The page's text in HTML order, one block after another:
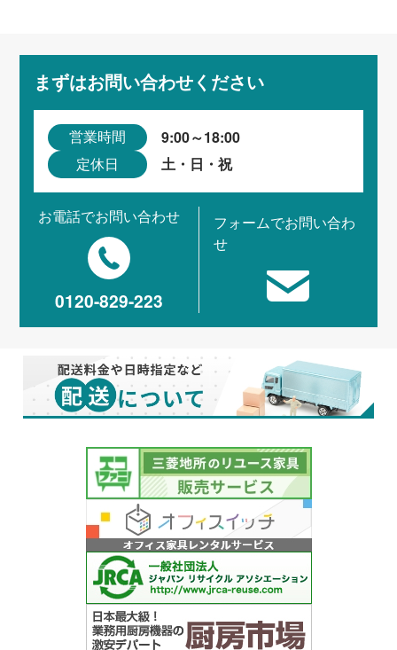
まずはお問い合わせください
営業時間 9:00～18:00
定休日 土・日・祝
お電話でお問い合わせ
0120-829-223
フォームでお問い合わ
せ